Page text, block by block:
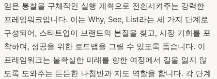
얻은 통찰을 구체적인 실행 계획으로 전환시켜주는 강력한
프레임워크입니다. 이는 Why, See, List라는 세 가지 단계로
구성되어, 스타트업이 브랜드의 본질을 찾고, 시장 기회를 포
착하며, 성공을 위한 로드맵을 그릴 수 있도록 돕습니다. 이
프레임워크는 불확실한 미래를 향한 여정에서 길을 잃지 않
도록 도와주는 든든한 나침반과 지도 역할을 합니다. 각 단계